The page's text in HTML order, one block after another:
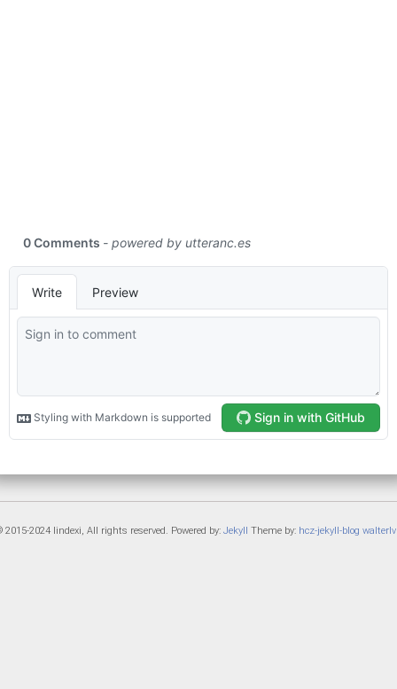
2015-2024 lindexi, All rights reserved. Powered by: Jekyll Theme by: hcz-jekyll-blog walterlv